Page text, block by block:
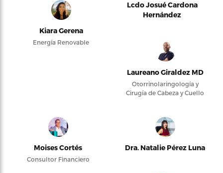
Kiara Gerena
Energía Renovable
Lcdo Josué Cardona
Hernández
Laureano Giraldez MD
Otorrinolaringología y
Cirugía de Cabeza y Cuello
Moises Cortés
Consultor Financiero
Dra. Natalie Pérez Luna